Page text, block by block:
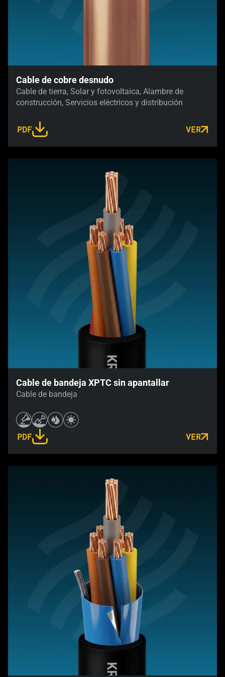
Cable de cobre desnudo
Cable de tierra, Solar y fotovoltaica, Alambre de
construcción, Servicios eléctricos y distribución
LINK OPENS IN A NEW TAB
PDF VER
Cable de bandeja XPTC sin apantallar
Cable de bandeja
LINK OPENS IN A NEW TAB
PDF VER